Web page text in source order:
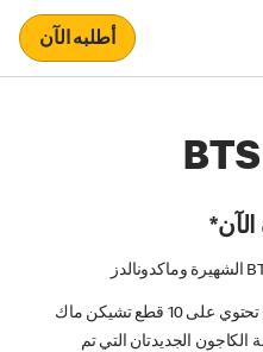
أطلبه الآن
يمكنك الآن أن تحصل على وجبة لذيذة تحتوي على 10 قطع تشيكن ماك
الجديدتان التي تم